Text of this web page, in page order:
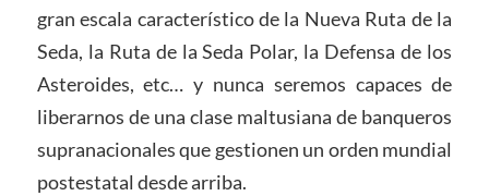
gran escala característico de la Nueva Ruta de la
Seda, la Ruta de la Seda Polar, la Defensa de los
Asteroides, etc… y nunca seremos capaces de
liberarnos de una clase maltusiana de banqueros
supranacionales que gestionen un orden mundial
postestatal desde arriba.